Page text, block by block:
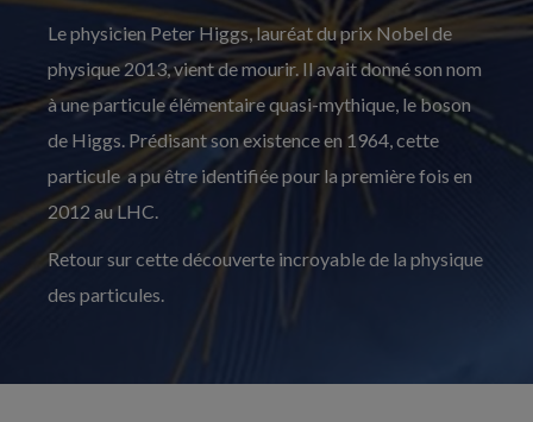
Le physicien Peter Higgs, lauréat du prix Nobel de
physique 2013, vient de mourir. Il avait donné son nom
à une particule élémentaire quasi-mythique, le boson
de Higgs. Prédisant son existence en 1964, cette
particule a pu être identifiée pour la première fois en
2012 au LHC.
Retour sur cette découverte incroyable de la physique
des particules.